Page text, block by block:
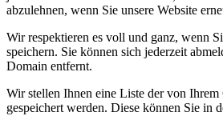
abzulehnen, wenn Sie unsere Website
Wir respektieren es voll und ganz, wenn
speichern. Sie können sich jederzeit
Domain entfernt.
Wir stellen Ihnen eine Liste der von
gespeichert werden. Diese können Sie in